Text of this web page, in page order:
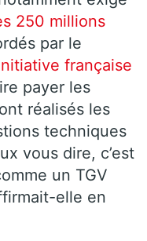
250 millions
par le
française
payer les
réalisés les
techniques
vous dire, c’est
un TGV
elle en